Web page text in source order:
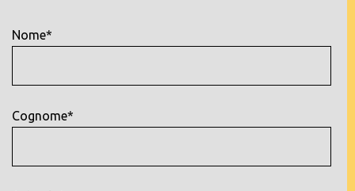
Nome*
Cognome*